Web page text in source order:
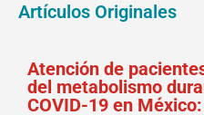
Artículos Originales
Atención de
del metabolismo
COVID-19 en